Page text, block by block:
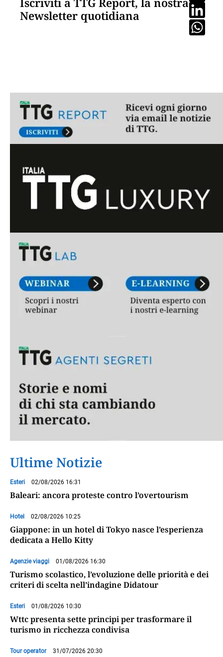
Newsletter quotidiana
Ultime Notizie
Esteri 02/08/2026 16:31
Baleari: ancora proteste contro l’overtourism
Hotel 02/08/2026 10:25
Giappone: in un hotel di Tokyo nasce l’esperienza
dedicata a Hello Kitty
Agenzie viaggi 01/08/2026 16:30
Turismo scolastico, l’evoluzione delle priorità e dei
criteri di scelta nell’indagine Didatour
Esteri 01/08/2026 10:30
Wttc presenta sette principi per trasformare il
turismo in ricchezza condivisa
Tour operator 31/07/2026 20:30